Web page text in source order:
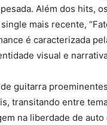
Além dos hits,
mais recente,
é caracterizada
visual e
guitarra
transitando entre
na liberdade de